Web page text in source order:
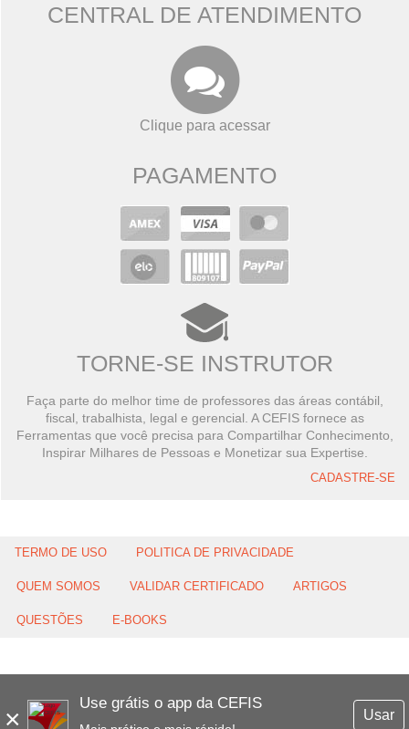
×
Use grátis o app da CEFIS
Usar
CENTRAL DE ATENDIMENTO
Clique para acessar
PAGAMENTO
TORNE-SE INSTRUTOR
Faça parte do melhor time de professores das áreas contábil,
fiscal, trabalhista, legal e gerencial. A CEFIS fornece as
Ferramentas que você precisa para Compartilhar Conhecimento,
Inspirar Milhares de Pessoas e Monetizar sua Expertise.
CADASTRE-SE
TERMO DE USO POLITICA DE PRIVACIDADE
QUEM SOMOS VALIDAR CERTIFICADO ARTIGOS
QUESTÕES E-BOOKS